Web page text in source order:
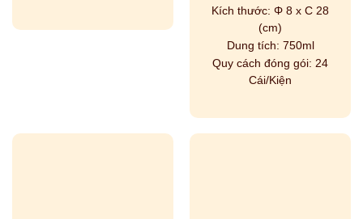
Kích thước: Φ 8 x C 28
(cm)
Dung tích: 750ml
Quy cách đóng gói: 24
Cái/Kiện